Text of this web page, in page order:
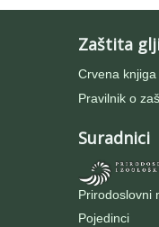
Zaštita
Crvena
Pravilnik o
Suradnici
Prirodoslovni
Pojedinci